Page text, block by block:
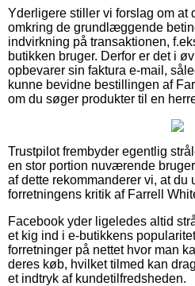
Yderligere stiller vi forslag om at
omkring de grundlæggende
indvirkning på transaktionen,
butikken bruger. Derfor er det i
opbevarer sin faktura e-mail,
kunne bevidne bestillingen af
om du søger produkter til en
Trustpilot frembyder egentlig
en stor portion nuværende
af dette rekommanderer vi, at du
forretningens kritik af Farrell
Facebook yder ligeledes altid
et kig ind i e-butikkens
forretninger på nettet hvor man
deres køb, hvilket tilmed kan
et indtryk af kundetilfredsheden.